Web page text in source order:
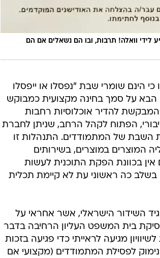
לידי וואלה! תרבות, ובו הם נשאלים אם הם
הינם שומרי שבת "נפסלו או ייפסלו
הבא על סמך בחינה מקצועית כמבוקש
להדיר אוכלוסיות רחבות
הפתוח לקהל הרחב, שניתן לחברת
השבת של המתמודדים. התנהלות זו
3(א) לחוק איסור הפליה המוצרים במוצרים, בשירותים
אין בכוונת הפקת התוכנית לעשות
בשלב כה ראשוני עת לא קיימת תכלית
השידור הישראלי, אשר אחראי על
בית המשפט העליון הרחיבה בדבר
מגיעה לראייתי כדי פגיעה בזכות
לפסילת המתמודדים (מקצועי אם